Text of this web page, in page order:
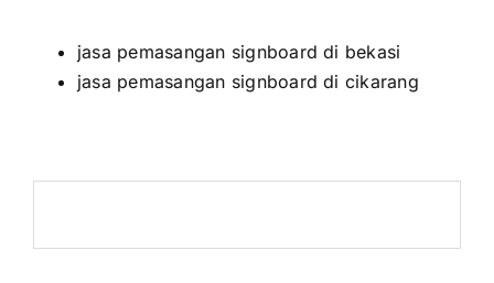
jasa pemasangan signboard di bekasi
jasa pemasangan signboard di cikarang